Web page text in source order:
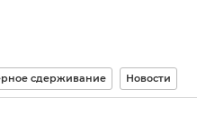
сдерживание Новости